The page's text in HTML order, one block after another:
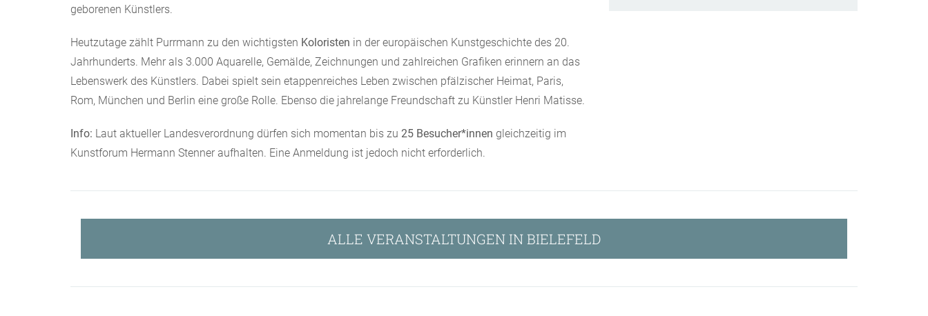
geborenen Künstlers.
Heutzutage zählt Purrmann zu den wichtigsten Koloristen in der europäischen Kunstgeschichte des 20.
Jahrhunderts. Mehr als 3.000 Aquarelle, Gemälde, Zeichnungen und zahlreichen Grafiken erinnern an das
Lebenswerk des Künstlers. Dabei spielt sein etappenreiches Leben zwischen pfälzischer Heimat, Paris,
Rom, München und Berlin eine große Rolle. Ebenso die jahrelange Freundschaft zu Künstler Henri Matisse.
Info: Laut aktueller Landesverordnung dürfen sich momentan bis zu 25 Besucher*innen gleichzeitig im
Kunstforum Hermann Stenner aufhalten. Eine Anmeldung ist jedoch nicht erforderlich.
ALLE VERANSTALTUNGEN IN BIELEFELD